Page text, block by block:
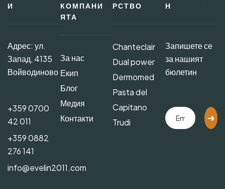
И
Адрес: ул.
Запад, 4135
Войводиново
+359 0700
42 011
+359 0882
276 141
info@evelin2011.com
КОМПАНИ
ЯТА
За нас
Екип
Блог
Медия
Контакти
РСТВО
Chanteclair
Dual power
Dermomed
Pasta del
Capitano
Trudi
Н
Запишете се
за нашият
бюлетин